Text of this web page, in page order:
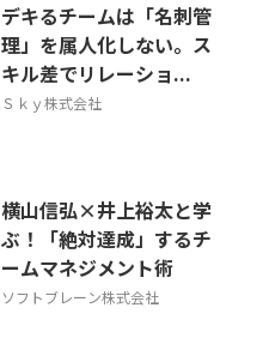
デキるチームは「名刺管
理」を属人化しない。ス
キル差でリレーショ...
Ｓｋｙ株式会社
横山信弘×井上裕太と学
ぶ！「絶対達成」するチ
ームマネジメント術
ソフトブレーン株式会社